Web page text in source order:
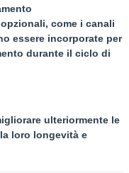
come i canali
essere incorporate per
durante il ciclo di
ulteriormente le
loro longevità e